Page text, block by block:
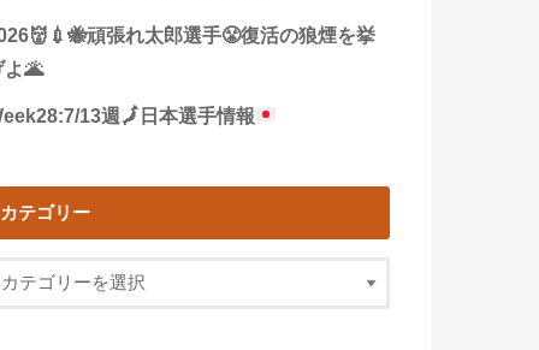
頑張れ太郎選手😤復活の狼煙を挙
よ🌋
13週 🗾 日本選手情報
カテゴリー